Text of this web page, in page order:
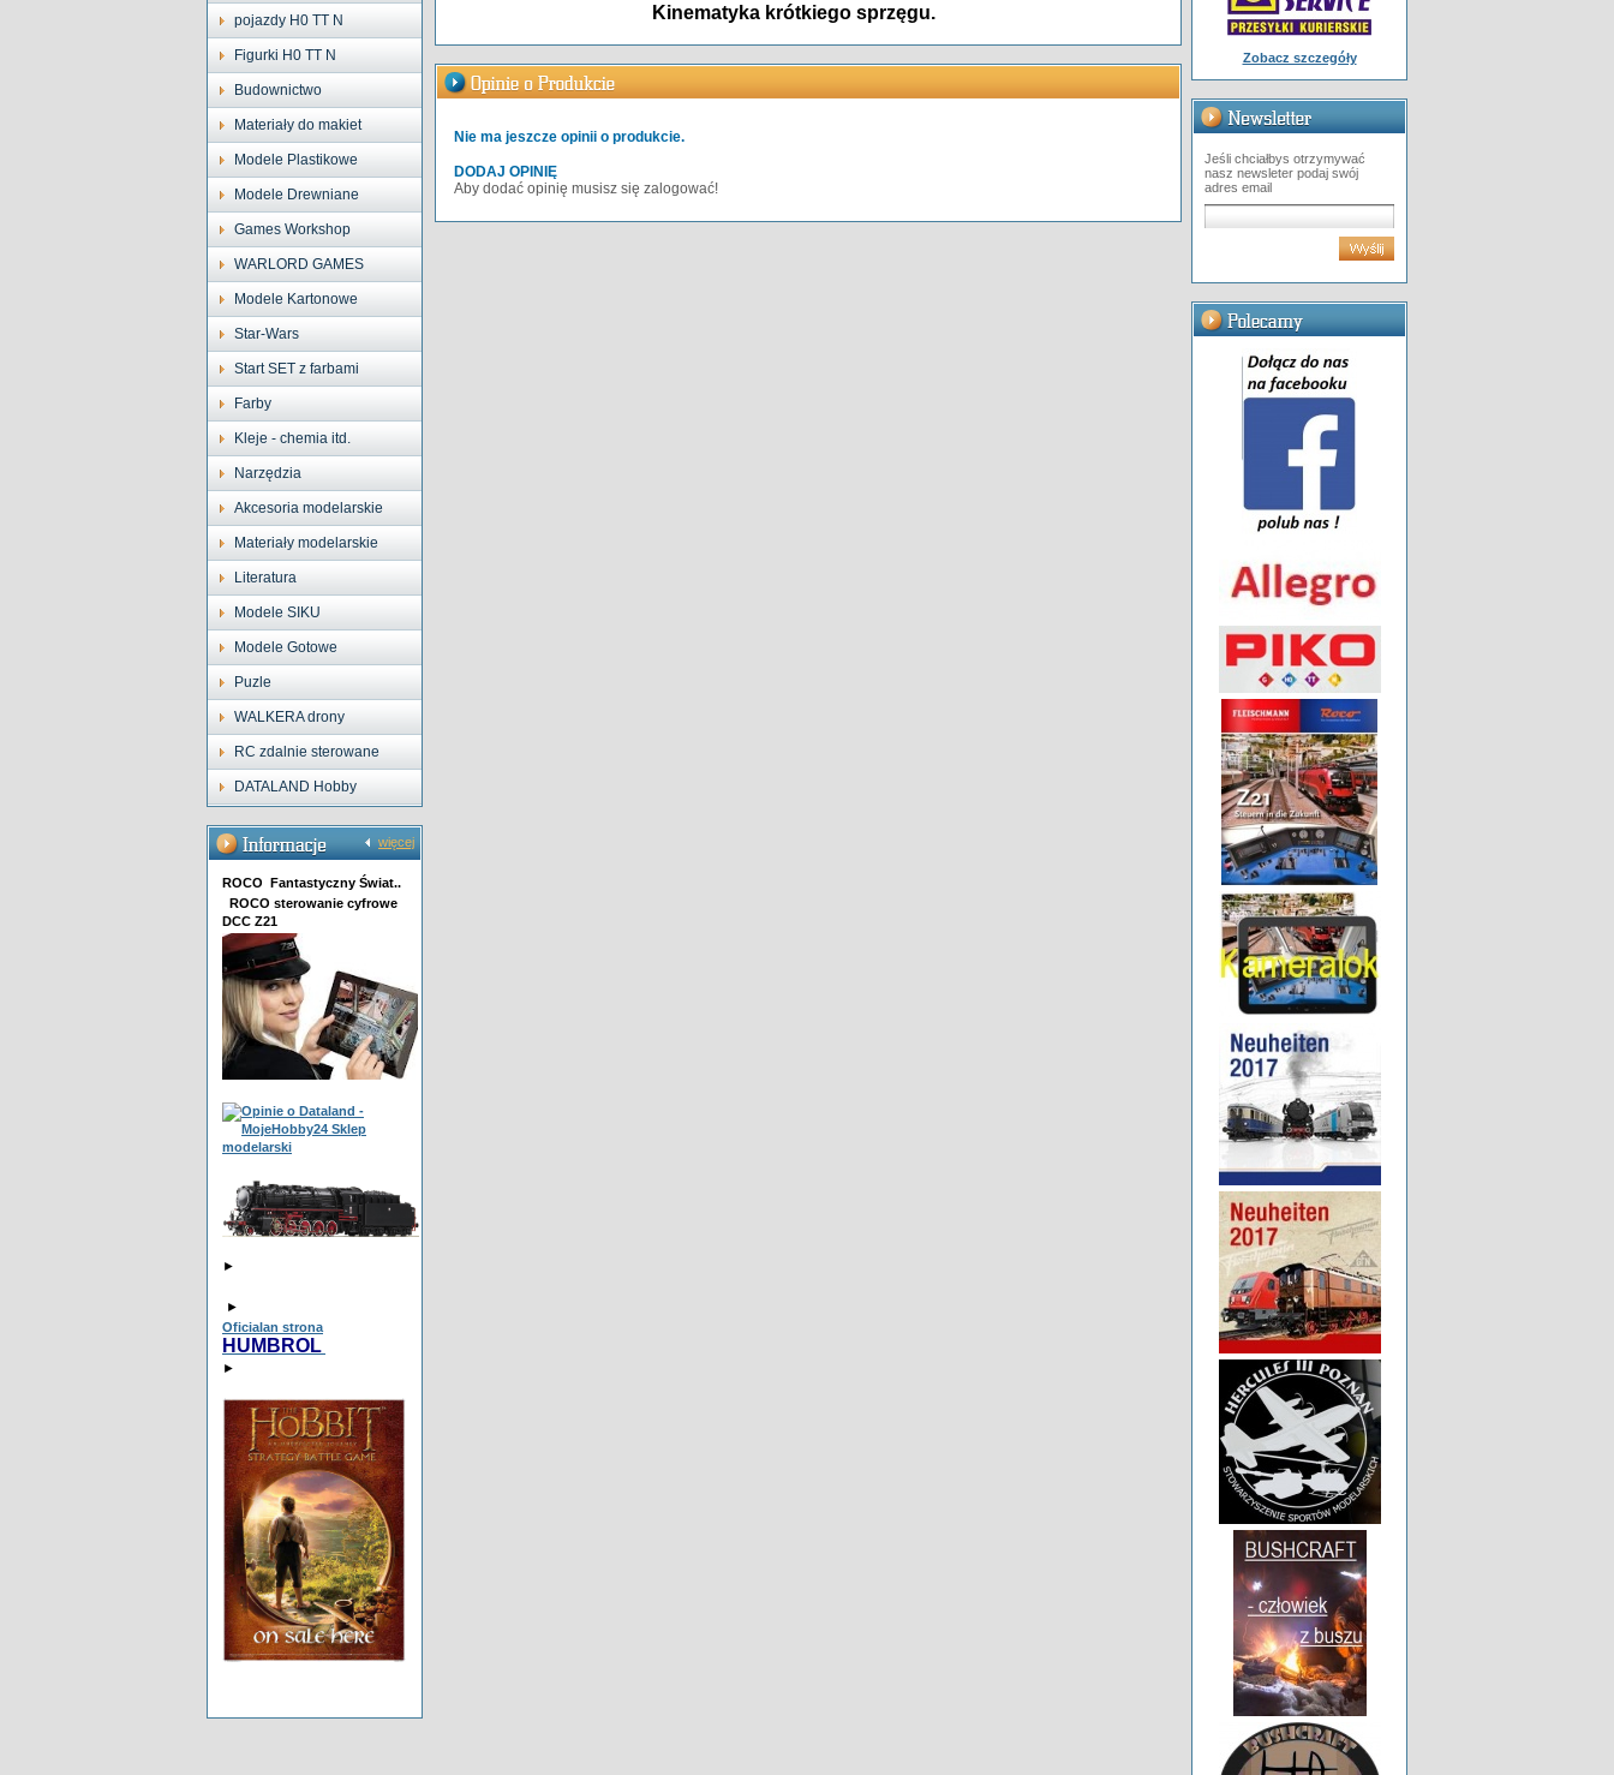
pojazdy H0 TT N
Figurki H0 TT N
Budownictwo
Materiały do makiet
Modele Plastikowe
Modele Drewniane
Games Workshop
WARLORD GAMES
Modele Kartonowe
Star-Wars
Start SET z farbami
Farby
Kleje - chemia itd.
Narzędzia
Akcesoria modelarskie
Materiały modelarskie
Literatura
Modele SIKU
Modele Gotowe
Puzle
WALKERA drony
RC zdalnie sterowane
DATALAND Hobby
więcej
ROCO Fantastyczny Świat..
ROCO sterowanie cyfrowe
DCC Z21
►
►
Oficialan strona
HUMBROL
►
Kinematyka krótkiego sprzęgu.
Nie ma jeszcze opinii o produkcie.
DODAJ OPINIĘ
Aby dodać opinię musisz się zalogować!
Zobacz szczegóły
Jeśli chciałbys otrzymywać
nasz newsleter podaj swój
adres email